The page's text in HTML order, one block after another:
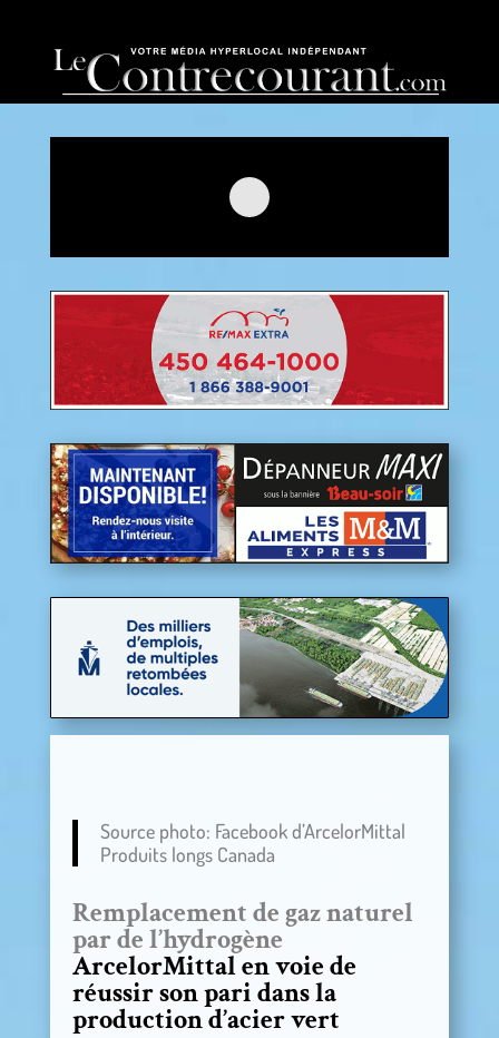
Source photo: Facebook d’ArcelorMittal
Produits longs Canada
Remplacement de gaz naturel
par de l’hydrogène
ArcelorMittal en voie de
réussir son pari dans la
production d’acier vert